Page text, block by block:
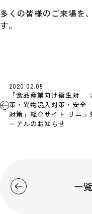
多くの皆様のご来場を
す。
2020.02.05
「食品産業向け衛生対
策・異物混入対策・安全
対策」総合サイト リニュ
ーアルのお知らせ
一